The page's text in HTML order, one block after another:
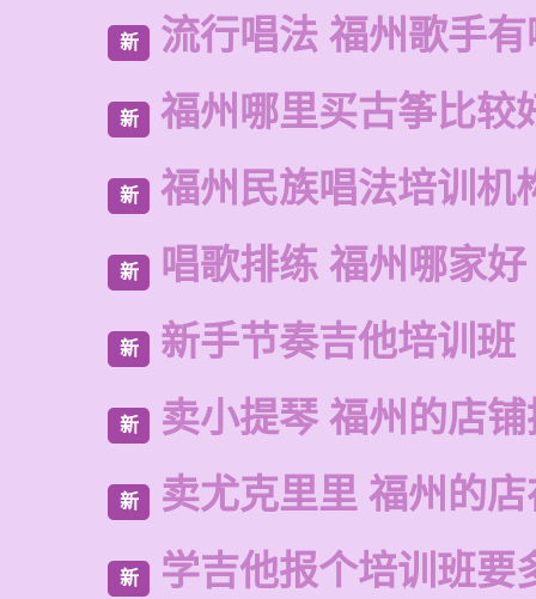
新 流行唱法 福州歌手
新 福州哪里买古筝比较
新 福州民族唱法培训机
新 唱歌排练 福州哪家好
新 新手节奏吉他培训班
新 卖小提琴 福州的店
新 卖尤克里里 福州的
新 学吉他报个培训班要